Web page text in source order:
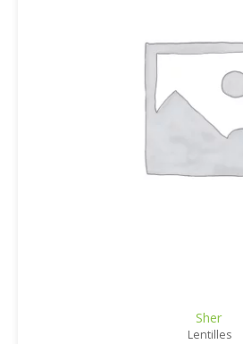
Sher
Lentilles